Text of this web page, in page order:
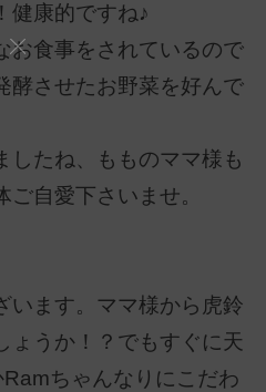
健康的ですね♪
お食事をされているので
酵させたお野菜を好んで
したね、もものママ様も
自愛下さいませ。
います。ママ様から虎鈴
ょうか！？でもすぐに天
ちゃんなりにこだわ